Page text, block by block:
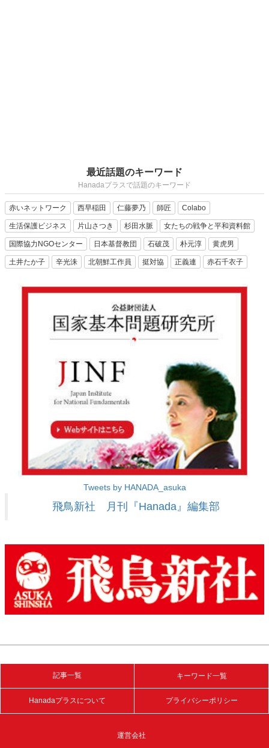
最近話題のキーワード
Hanadaプラスで話題のキーワード
赤いネットワーク 西早稲田 仁藤夢乃 師匠 Colabo
生活保護ビジネス 片山さつき 杉田水脈 女たちの戦争と平和資料館
国際協力NGOセンター 日本基督教団 石破茂 朴元淳 黄虎男
土井たか子 辛光洙 北朝鮮工作員 挺対協 正義連 赤石千衣子
Tweets by HANADA_asuka
飛鳥新社 月刊『Hanada』編集部
記事一覧 キーワード一覧
Hanadaプラスについて プライバシーポリシー
運営会社